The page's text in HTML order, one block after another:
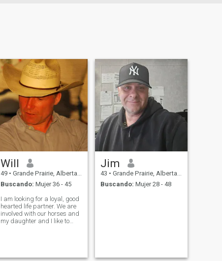
Will
49 • Grande Prairie, Alberta, Canadá
Buscando: Mujer 36 - 45
I am looking for a loyal, good
hearted life partner. We are
involved with our horses and
my daughter and I like to
Jim
43 • Grande Prairie, Alberta, Canadá
Buscando: Mujer 28 - 48